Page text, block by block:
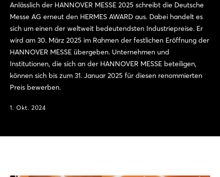
Anlässlich der HANNOVER MESSE 2025 schreibt die Deutsche
Messe AG erneut den HERMES AWARD aus. Dabei handelt es
sich um einen der weltweit bedeutendsten Industriepreise. Er
wird am 30. März 2025 im Rahmen der festlichen Eröffnung der
HANNOVER MESSE übergeben. Unternehmen und
Institutionen, die sich an der HANNOVER MESSE beteiligen,
können sich bis zum 31. Januar 2025 für diesen renommierten
Preis bewerben.
1. Okt. 2024